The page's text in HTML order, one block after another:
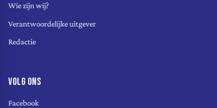
Wie zijn wij?
Verantwoordelijke uitgever
Redactie
VOLG ONS
Facebook